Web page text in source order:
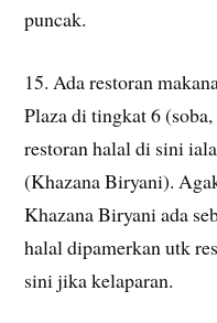
puncak.
15. Ada restoran
Plaza di tingkat 6
restoran halal di sini
(Khazana Biryani).
Khazana Biryani ada
halal dipamerkan utk
sini jika kelaparan.